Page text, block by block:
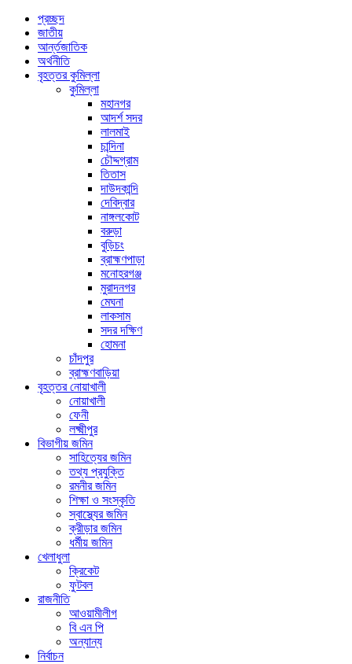
প্রচ্ছদ
জাতীয়
আর্ন্তজাতিক
অর্থনীতি
বৃহত্তর কুমিল্লা
কুমিল্লা
মহানগর
আদর্শ সদর
লালমাই
চান্দিনা
চৌদ্দগ্রাম
তিতাস
দাউদকান্দি
দেবিদ্বার
নাঙ্গলকোট
বরুড়া
বুড়িচং
ব্রাহ্মণপাড়া
মনোহরগঞ্জ
মুরাদনগর
মেঘনা
লাকসাম
সদর দক্ষিণ
হোমনা
চাঁদপুর
ব্রাহ্মণবাড়িয়া
বৃহত্তর নোয়াখালী
নোয়াখালী
ফেনী
লক্ষ্মীপুর
বিভাগীয় জমিন
সাহিত্যের জমিন
তথ্য প্রযুক্তি
রমনীর জমিন
শিক্ষা ও সংস্কৃতি
স্বাস্থ্যের জমিন
ক্রীড়ার জমিন
ধর্মীয় জমিন
খেলাধুলা
ক্রিকেট
ফুটবল
রাজনীতি
আওয়ামীলীগ
বি এন পি
অন্যান্য
নির্বাচন